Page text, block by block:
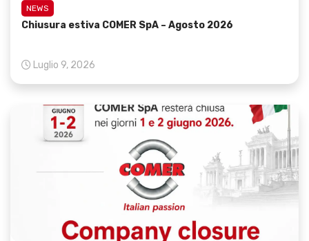
NEWS
Chiusura estiva COMER SpA – Agosto 2026
Luglio 9, 2026